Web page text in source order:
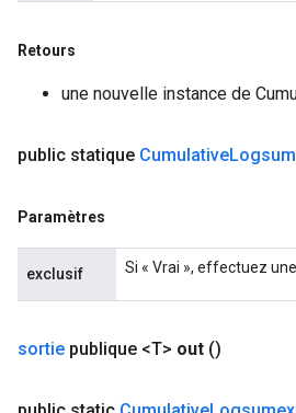
Retours
une nouvelle instance de
public statique Cumulative
Paramètres
exclusif Si « Vrai », effectuez
sortie publique <T> out ()